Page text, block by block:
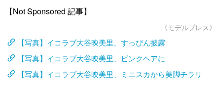
【Not Sponsored 記事】
《モデルプレス》
【写真】イコラブ大谷映美里、すっぴん披露
【写真】イコラブ大谷映美里、ピンクヘアに
【写真】イコラブ大谷映美里、ミニスカから美脚チラリ